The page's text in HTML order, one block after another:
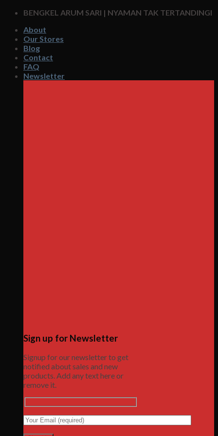
Skip
content
BENGKEL ARUM SARI | NYAMAN TAK TERTANDINGI
About
Our Stores
Blog
Contact
FAQ
Newsletter
Sign up for Newsletter
Signup for our newsletter to get
notified about sales and new
products. Add any text here or
remove it.